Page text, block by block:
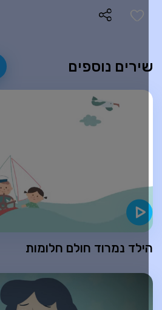
נוספים
נמרוד חולם חלומות